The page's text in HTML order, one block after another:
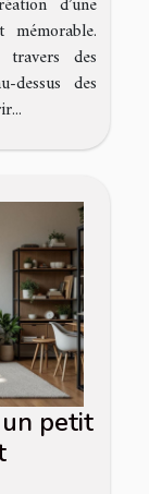
mémorable.
des
dessus des
petit